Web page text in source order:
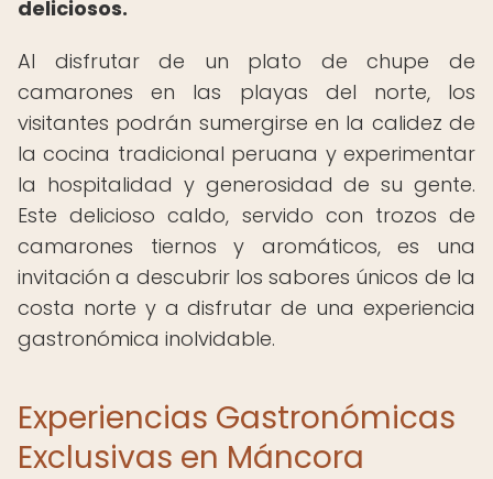
deliciosos.
Al disfrutar de un plato de chupe de
camarones en las playas del norte, los
visitantes podrán sumergirse en la calidez de
la cocina tradicional peruana y experimentar
la hospitalidad y generosidad de su gente.
Este delicioso caldo, servido con trozos de
camarones tiernos y aromáticos, es una
invitación a descubrir los sabores únicos de la
costa norte y a disfrutar de una experiencia
gastronómica inolvidable.
Experiencias Gastronómicas
Exclusivas en Máncora